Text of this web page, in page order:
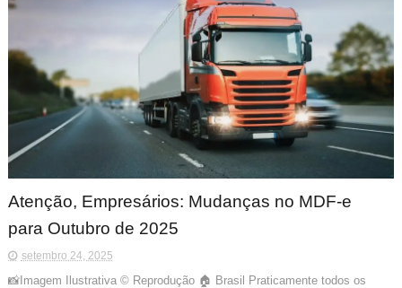
Atenção, Empresários: Mudanças no MDF-e
para Outubro de 2025
setembro 24, 2025
📸Imagem Ilustrativa © Reprodução 🏠 Brasil Praticamente todos os